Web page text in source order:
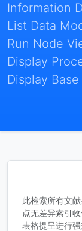
Information
List Data
Run Node
Display
Display
此检索所有文
点无差异索引
表格提呈进行